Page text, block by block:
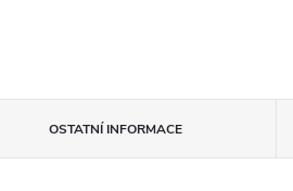
OSTATNÍ INFORMACE